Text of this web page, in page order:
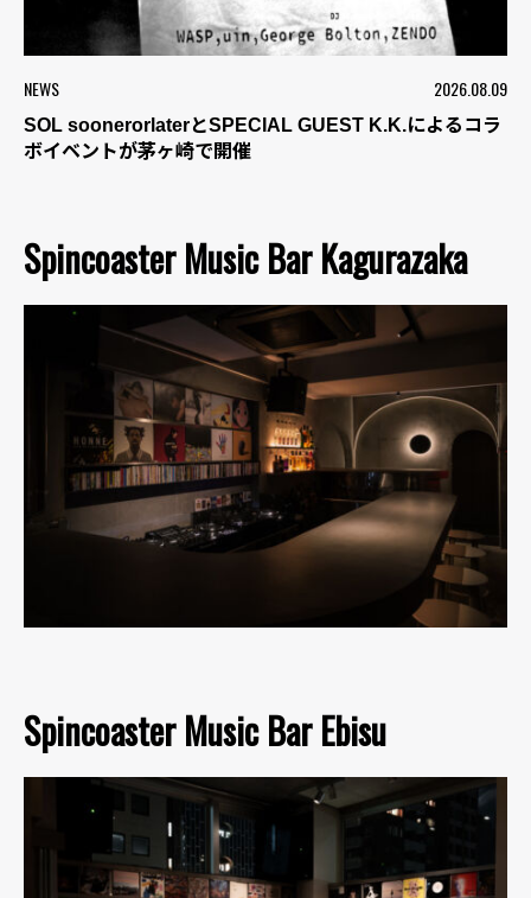
NEWS 2026.08.09
SOL soonerorlaterとSPECIAL GUEST K.K.によるコラ
ボイベントが茅ヶ崎で開催
Spincoaster Music Bar Kagurazaka
Spincoaster Music Bar Ebisu